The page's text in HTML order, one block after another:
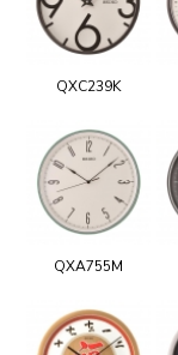
QXC239K
QXA755M